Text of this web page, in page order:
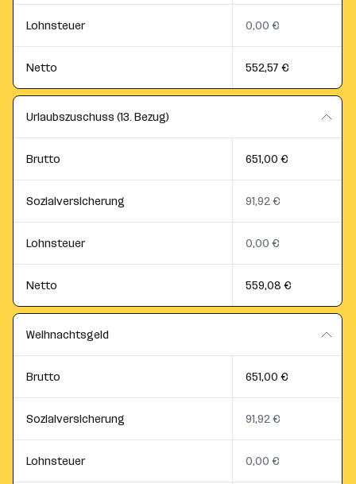
Lohnsteuer 0,00 €
Netto 552,57 €
Urlaubszuschuss (13. Bezug)
Brutto 651,00 €
Sozialversicherung 91,92 €
Lohnsteuer 0,00 €
Netto 559,08 €
Weihnachtsgeld
Brutto 651,00 €
Sozialversicherung 91,92 €
Lohnsteuer 0,00 €